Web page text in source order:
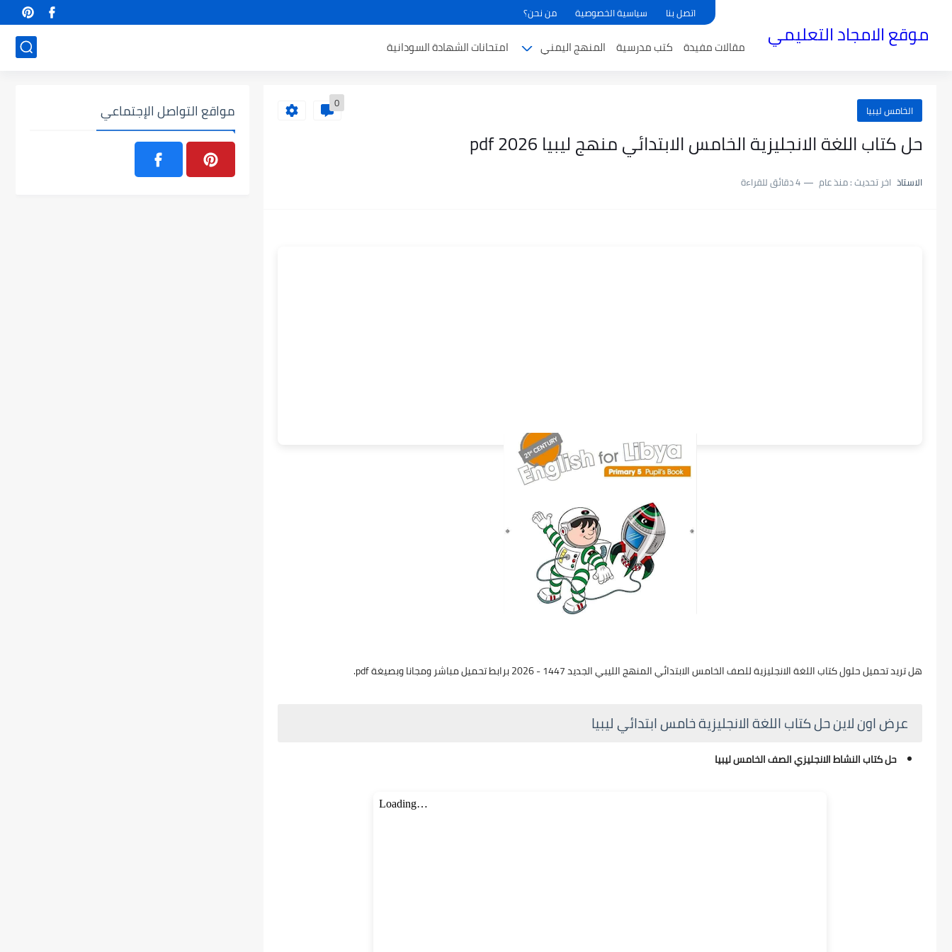
اتصل بنا سياسية الخصوصية من نحن؟
موقع الامجاد التعليمي مقالات مفيدة كتب مدرسية المنهج اليمني امتحانات الشهادة السودانية
الخامس ليبيا 0
حل كتاب اللغة الانجليزية الخامس الابتدائي منهج ليبيا pdf 2026
الاستاذ اخر تحديث :منذ عام 4 دقائق للقراءة
هل تريد تحميل حلول كتاب اللغة الانجليزية للصف الخامس الابتدائي المنهج الليبي الجديد 1447 - 2026 برابط تحميل مباشر ومجانا وبصيغة pdf.
عرض اون لاين حل كتاب اللغة الانجليزية خامس ابتدائي ليبيا
حل كتاب النشاط الانجليزي الصف الخامس ليبيا
مواقع التواصل الإجتماعي